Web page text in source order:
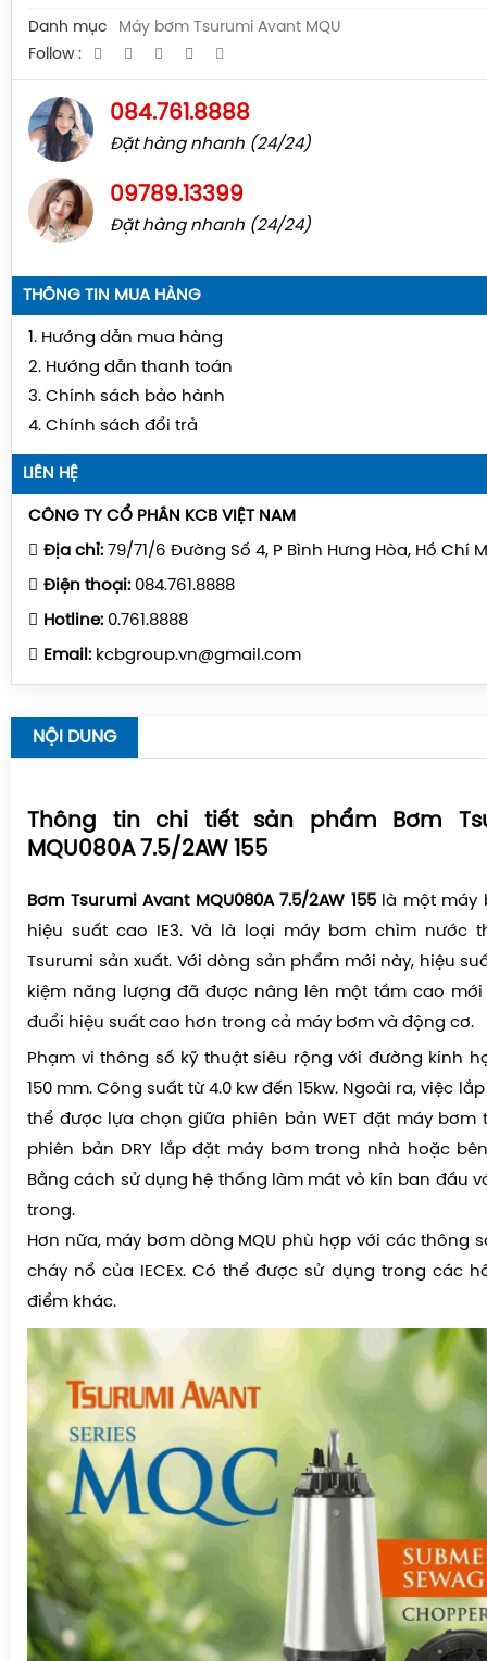
Danh mục
Máy bơm Tsurumi Avant MQU
Follow :
084.761.8888
Đặt hàng nhanh (24/24)
09789.13399
Đặt hàng nhanh (24/24)
THÔNG TIN MUA HÀNG
1. Hướng dẫn mua hàng
2. Hướng dẫn thanh toán
3. Chính sách bảo hành
4. Chính sách đổi trả
LIÊN HỆ
CÔNG TY CỔ PHẦN KCB VIỆT NAM
Địa chỉ: 79/71/6 Đường Số 4, P Bình Hưng Hòa, Hồ Chí
Điện thoại: 084.761.8888
Hotline: 0.761.8888
Email: kcbgroup.vn@gmail.com
NỘI DUNG
Thông tin chi tiết sản phẩm Bơm
MQU080A 7.5/2AW 155
Bơm Tsurumi Avant MQU080A 7.5/2AW 155là một máy
hiệu suất cao IE3. Và là loại máy bơm chìm nước
Tsurumi sản xuất. Với dòng sản phẩm mới này, hiệu
kiệm năng lượng đã được nâng lên một tầm cao
đuổi hiệu suất cao hơn trong cả máy bơm và động cơ.
Phạm vi thông số kỹ thuật siêu rộng với đường kính
150 mm. Công suất từ 4.0 kw đến 15kw. Ngoài ra, việc
thể được lựa chọn giữa phiên bản WET đặt máy bơm
phiên bản DRY lắp đặt máy bơm trong nhà hoặc
Bằng cách sử dụng hệ thống làm mát vỏ kín ban đầu
trong.
Hơn nữa, máy bơm dòng MQU phù hợp với các thông
cháy nổ của IECEx. Có thể được sử dụng trong các
điểm khác.